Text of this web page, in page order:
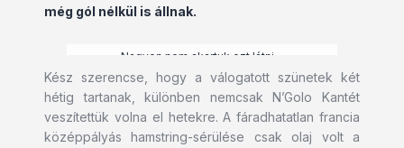
még gól nélkül is állnak.
Nagyon nem akartuk ezt látni…
Kész szerencse, hogy a válogatott szünetek két
hétig tartanak, különben nemcsak N’Golo Kantét
veszítettük volna el hetekre. A fáradhatatlan francia
középpályás hamstring-sérülése csak olaj volt a